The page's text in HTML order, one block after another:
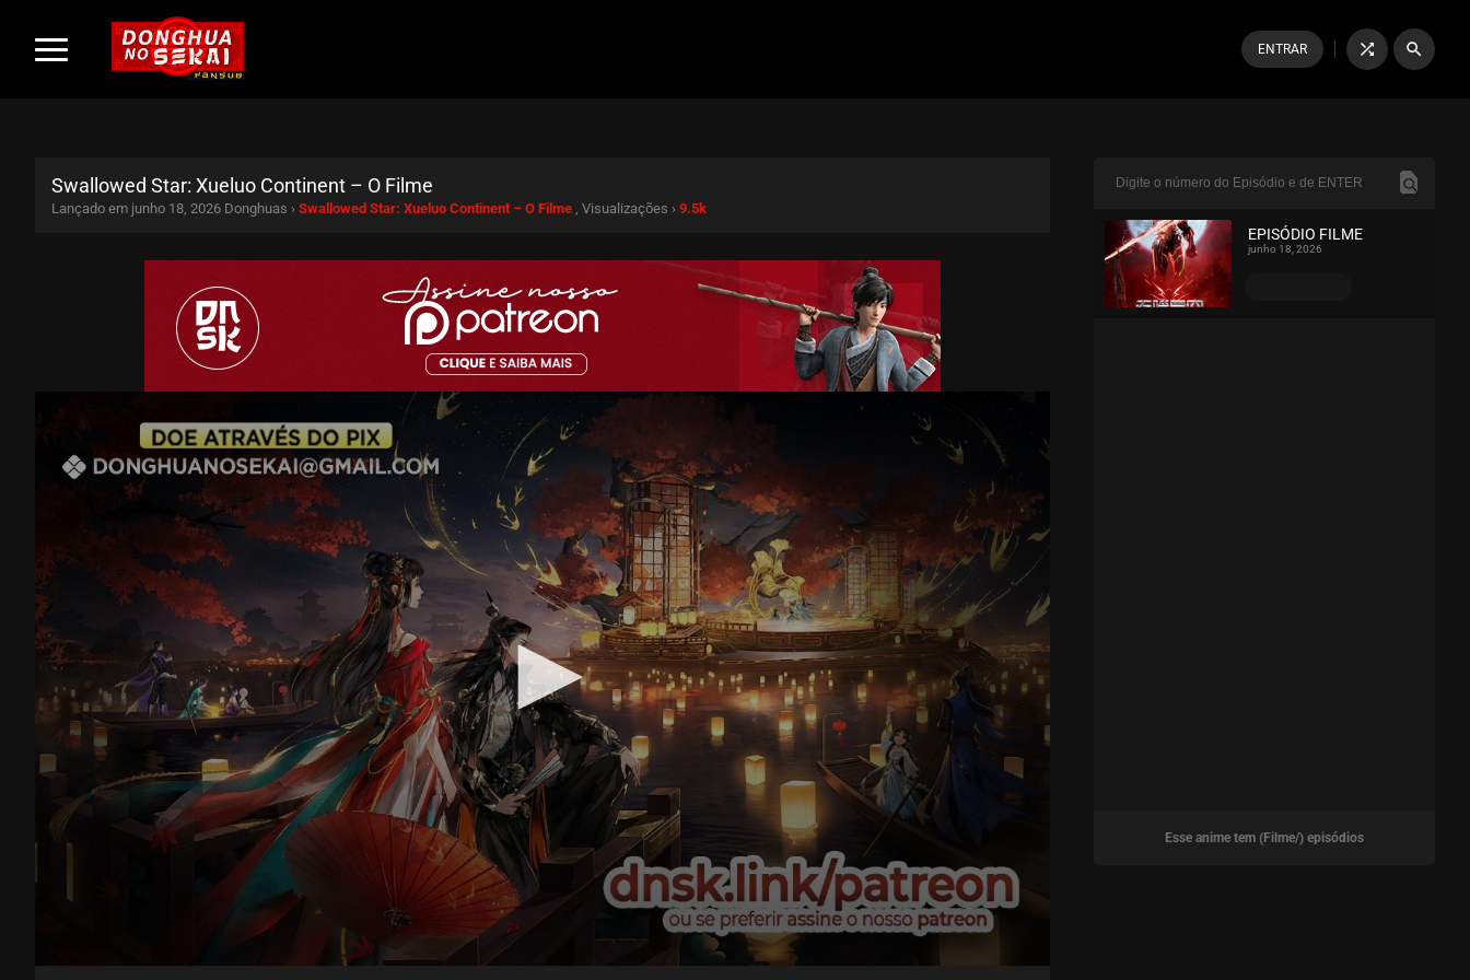
ENTRAR shuffle search
Swallowed Star: Xueluo Continent – O Filme
Lançado em junho 18, 2026 Donghuas › Swallowed Star: Xueluo Continent – O Filme , Visualizações › 9.5k
EPISÓDIO FILME
junho 18, 2026
Esse anime tem (Filme/) episódios